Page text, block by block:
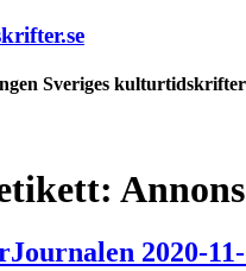
Sveriges kulturtidskrifter
Annons
2020-